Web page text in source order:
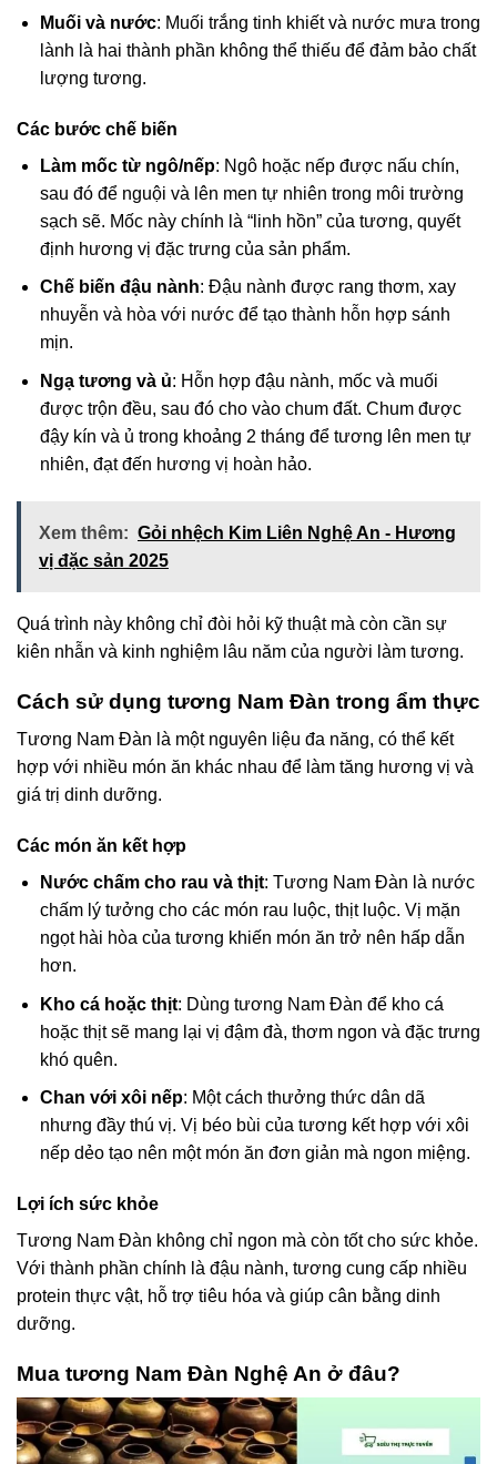
Muối và nước: Muối trắng tinh khiết và nước mưa trong
lành là hai thành phần không thể thiếu để đảm bảo chất
lượng tương.
Các bước chế biến
Làm mốc từ ngô/nếp: Ngô hoặc nếp được nấu chín,
sau đó để nguội và lên men tự nhiên trong môi trường
sạch sẽ. Mốc này chính là “linh hồn” của tương, quyết
định hương vị đặc trưng của sản phẩm.
Chế biến đậu nành: Đậu nành được rang thơm, xay
nhuyễn và hòa với nước để tạo thành hỗn hợp sánh
mịn.
Ngạ tương và ủ: Hỗn hợp đậu nành, mốc và muối
được trộn đều, sau đó cho vào chum đất. Chum được
đậy kín và ủ trong khoảng 2 tháng để tương lên men tự
nhiên, đạt đến hương vị hoàn hảo.
Xem thêm: Gỏi nhệch Kim Liên Nghệ An - Hương
vị đặc sản 2025
Quá trình này không chỉ đòi hỏi kỹ thuật mà còn cần sự
kiên nhẫn và kinh nghiệm lâu năm của người làm tương.
Cách sử dụng tương Nam Đàn trong ẩm thực
Tương Nam Đàn là một nguyên liệu đa năng, có thể kết
hợp với nhiều món ăn khác nhau để làm tăng hương vị và
giá trị dinh dưỡng.
Các món ăn kết hợp
Nước chấm cho rau và thịt: Tương Nam Đàn là nước
chấm lý tưởng cho các món rau luộc, thịt luộc. Vị mặn
ngọt hài hòa của tương khiến món ăn trở nên hấp dẫn
hơn.
Kho cá hoặc thịt: Dùng tương Nam Đàn để kho cá
hoặc thịt sẽ mang lại vị đậm đà, thơm ngon và đặc trưng
khó quên.
Chan với xôi nếp: Một cách thưởng thức dân dã
nhưng đầy thú vị. Vị béo bùi của tương kết hợp với xôi
nếp dẻo tạo nên một món ăn đơn giản mà ngon miệng.
Lợi ích sức khỏe
Tương Nam Đàn không chỉ ngon mà còn tốt cho sức khỏe.
Với thành phần chính là đậu nành, tương cung cấp nhiều
protein thực vật, hỗ trợ tiêu hóa và giúp cân bằng dinh
dưỡng.
Mua tương Nam Đàn Nghệ An ở đâu?